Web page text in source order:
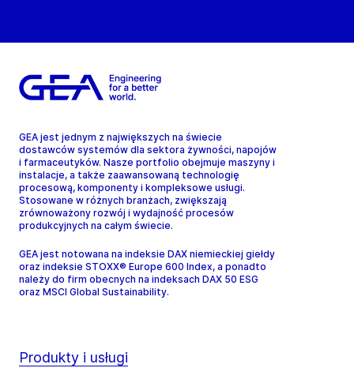
GEA jest jednym z największych na świecie
dostawców systemów dla sektora żywności, napojów
i farmaceutyków. Nasze portfolio obejmuje maszyny i
instalacje, a także zaawansowaną technologię
procesową, komponenty i kompleksowe usługi.
Stosowane w różnych branżach, zwiększają
zrównoważony rozwój i wydajność procesów
produkcyjnych na całym świecie.
GEA jest notowana na indeksie DAX niemieckiej giełdy
oraz indeksie STOXX® Europe 600 Index, a ponadto
należy do firm obecnych na indeksach DAX 50 ESG
oraz MSCI Global Sustainability.
Produkty i usługi